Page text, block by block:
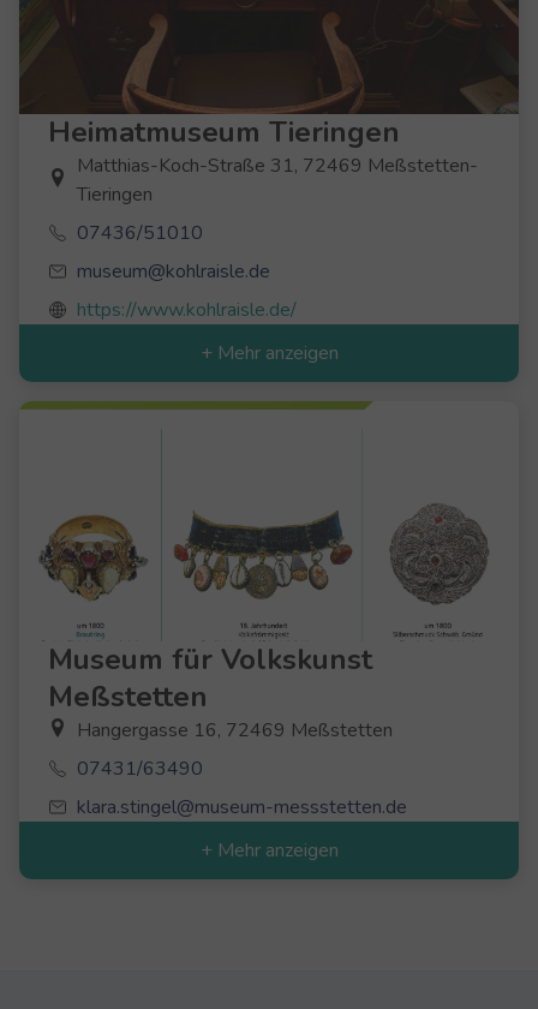
Heimatmuseum Tieringen
Matthias-Koch-Straße 31, 72469 Meßstetten-
Tieringen
07436/51010
museum@kohlraisle.de
https://www.kohlraisle.de/
+ Mehr anzeigen
Museum für Volkskunst
Meßstetten
Hangergasse 16, 72469 Meßstetten
07431/63490
klara.stingel@museum-messstetten.de
+ Mehr anzeigen